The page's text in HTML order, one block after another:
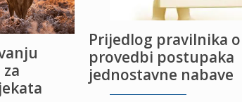
Prijedlog pravilnika o
provedbi postupaka
jednostavne nabave